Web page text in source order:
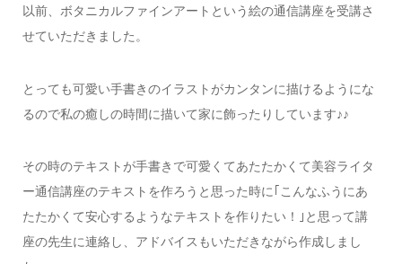
以前、ボタニカルファインアートという絵の通信講座を受講さ
せていただきました。
とっても可愛い手書きのイラストがカンタンに描けるようにな
るので私の癒しの時間に描いて家に飾ったりしています♪♪
その時のテキストが手書きで可愛くてあたたかくて美容ライタ
ー通信講座のテキストを作ろうと思った時に｢こんなふうにあ
たたかくて安心するようなテキストを作りたい！｣と思って講
座の先生に連絡し、アドバイスもいただきながら作成しまし